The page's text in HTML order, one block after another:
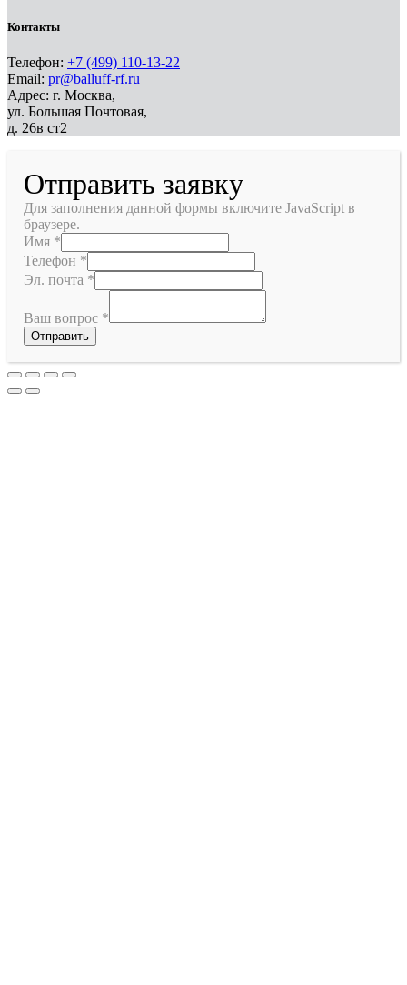
Контакты
Телефон: +7 (499) 110-13-22
Email: pr@balluff-rf.ru
Адрес: г. Москва,
ул. Большая Почтовая,
д. 26в ст2
Отправить заявку
Для заполнения данной формы включите JavaScript в
браузере.
Имя *
Телефон *
Эл. почта *
Ваш вопрос *
Отправить